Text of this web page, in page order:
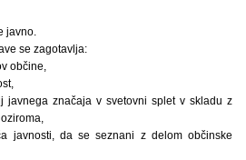
javno.
se zagotavlja:
občine,
javnega značaja v svetovni splet v skladu z
javnosti, da se seznani z delom občinske